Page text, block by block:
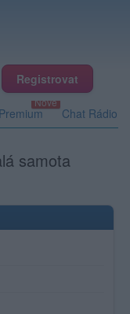
Registrovat
Premium Chat Rádio
samota